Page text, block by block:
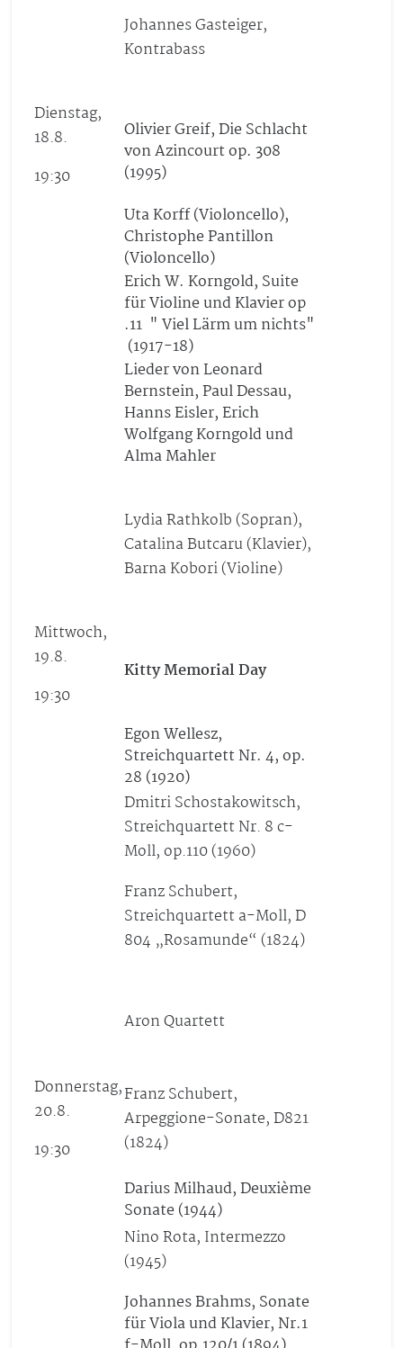
Johannes Gasteiger,
Kontrabass
Dienstag,
18.8.
19:30
Olivier Greif, Die Schlacht
von Azincourt op. 308
(1995)
Uta Korff (Violoncello),
Christophe Pantillon
(Violoncello)
Erich W. Korngold, Suite
für Violine und Klavier op
.11 " Viel Lärm um nichts"
(1917-18)
Lieder von Leonard
Bernstein, Paul Dessau,
Hanns Eisler, Erich
Wolfgang Korngold und
Alma Mahler
Lydia Rathkolb (Sopran),
Catalina Butcaru (Klavier),
Barna Kobori (Violine)
Mittwoch,
19.8.
19:30
Kitty Memorial Day
Egon Wellesz,
Streichquartett Nr. 4, op.
28 (1920)
Dmitri Schostakowitsch,
Streichquartett Nr. 8 c-
Moll, op.110 (1960)
Franz Schubert,
Streichquartett a-Moll, D
804 „Rosamunde“ (1824)
Aron Quartett
Donnerstag,
20.8.
19:30
Franz Schubert,
Arpeggione-Sonate,D821
(1824)
Darius Milhaud, Deuxième
Sonate (1944)
Nino Rota, Intermezzo
(1945)
Johannes Brahms, Sonate
für Viola und Klavier, Nr.1